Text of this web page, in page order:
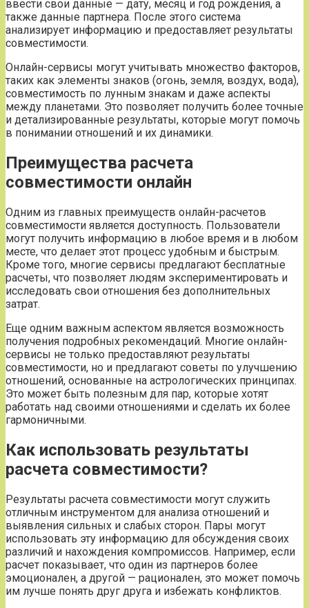
ввести свои данные — дату, месяц и год рождения, а
также данные партнера. После этого система
анализирует информацию и предоставляет результаты
совместимости.
Онлайн-сервисы могут учитывать множество факторов,
таких как элементы знаков (огонь, земля, воздух, вода),
совместимость по лунным знакам и даже аспекты
между планетами. Это позволяет получить более точные
и детализированные результаты, которые могут помочь
в понимании отношений и их динамики.
Преимущества расчета
совместимости онлайн
Одним из главных преимуществ онлайн-расчетов
совместимости является доступность. Пользователи
могут получить информацию в любое время и в любом
месте, что делает этот процесс удобным и быстрым.
Кроме того, многие сервисы предлагают бесплатные
расчеты, что позволяет людям экспериментировать и
исследовать свои отношения без дополнительных
затрат.
Еще одним важным аспектом является возможность
получения подробных рекомендаций. Многие онлайн-
сервисы не только предоставляют результаты
совместимости, но и предлагают советы по улучшению
отношений, основанные на астрологических принципах.
Это может быть полезным для пар, которые хотят
работать над своими отношениями и сделать их более
гармоничными.
Как использовать результаты
расчета совместимости?
Результаты расчета совместимости могут служить
отличным инструментом для анализа отношений и
выявления сильных и слабых сторон. Пары могут
использовать эту информацию для обсуждения своих
различий и нахождения компромиссов. Например, если
расчет показывает, что один из партнеров более
эмоционален, а другой — рационален, это может помочь
им лучше понять друг друга и избежать конфликтов.